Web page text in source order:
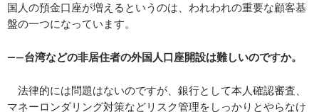
国人の預金口座が増えるというのは、われわれの重要な顧客基
盤の一つになっています。
―—台湾などの非居住者の外国人口座開設は難しいのですか。
法律的には問題はないのですが、銀行として本人確認審査、
マネーロンダリング対策などリスク管理をしっかりとやらなけ